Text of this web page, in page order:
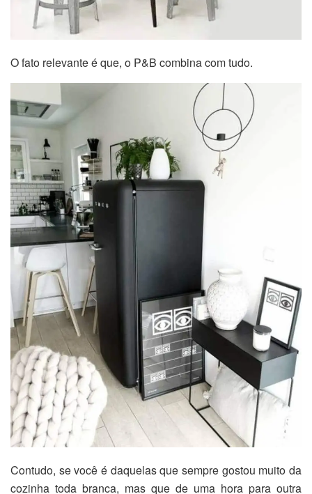
O fato relevante é que, o P&B combina com tudo.
Contudo, se você é daquelas que sempre gostou muito da
cozinha toda branca, mas que de uma hora para outra